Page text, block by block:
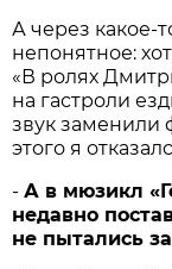
А через какое-
непонятное:
«В ролях
на гастроли
звук заменили
этого я
-А в мюзикл
недавно
не пытались